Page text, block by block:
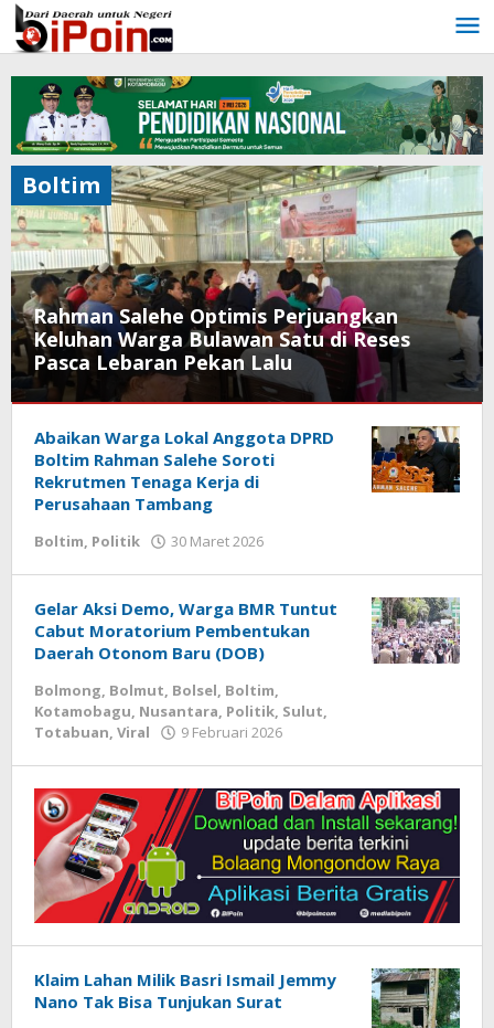
Lewati
ke
konten
Rahman Salehe Optimis Perjuangkan
Keluhan Warga Bulawan Satu di Reses
Pasca Lebaran Pekan Lalu
Politik
April
oleh
Boltim
Abaikan Warga Lokal Anggota DPRD
Boltim Rahman Salehe Soroti
Rekrutmen Tenaga Kerja di
Perusahaan Tambang
Boltim, Politik 30 Maret 2026
Gelar Aksi Demo, Warga BMR Tuntut
Cabut Moratorium Pembentukan
Daerah Otonom Baru (DOB)
Bolmong, Bolmut, Bolsel, Boltim,
Kotamobagu, Nusantara, Politik, Sulut,
Totabuan, Viral 9 Februari 2026
Klaim Lahan Milik Basri Ismail Jemmy
Nano Tak Bisa Tunjukan Surat